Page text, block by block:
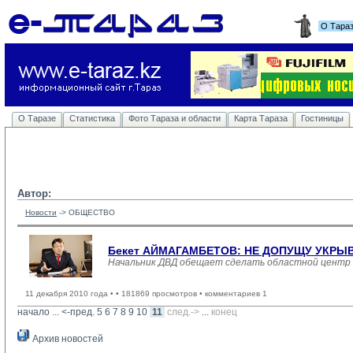
О
О Таразе Статистика Фото Тараза и области Карта Тараза Гостиницы
Автор:
Новости -> ОБЩЕСТВО
Бекет АЙМАГАМБЕТОВ: НЕ ДОПУЩУ
Начальник ДВД обещает сделать областной центр
11 декабря 2010 года • • 181869 просмотров • комментариев 1
начало ... <-пред. 5 6 7 8 9 10 11 след.-> ... конец
Архив новостей